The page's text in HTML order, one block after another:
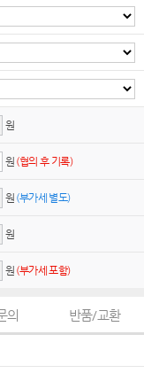
원
원 (협의 후 기록)
원 (부가세 별도)
원
원 (부가세 포함)
의 반품/교환